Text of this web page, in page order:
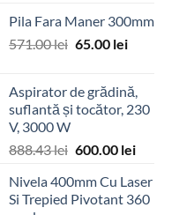
a
fost:
este:
Pila Fara Maner 300mm
571.00lei Prețul
fost:
571.00 lei.
65.00 leiPrețul
65.00 lei.
Aspirator de grădină,
suflantă și tocător, 230
V, 3000 W
888.43lei Prețul
a
fost:
600.00 leiPrețul
este:
600.00 lei.
Nivela 400mm Cu Laser
Si Trepied Pivotant 360